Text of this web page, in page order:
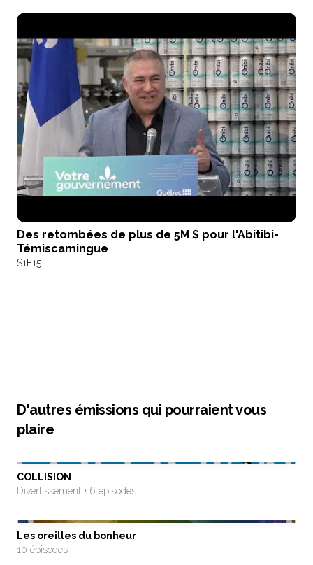
Des retombées de plus de 5M $ pour l'Abitibi-
Témiscamingue
S1E15
D'autres émissions qui pourraient vous
plaire
COLLISION
Divertissement • 6 épisodes
Les oreilles du bonheur
10 épisodes